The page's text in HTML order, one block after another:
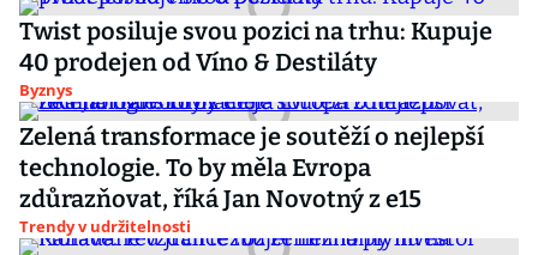
Twist posiluje svou pozici na trhu: Kupuje
40 prodejen od Víno & Destiláty
Byznys
Zelená transformace je soutěží o nejlepší
technologie. To by měla Evropa
zdůrazňovat, říká Jan Novotný z e15
Trendy v udržitelnosti